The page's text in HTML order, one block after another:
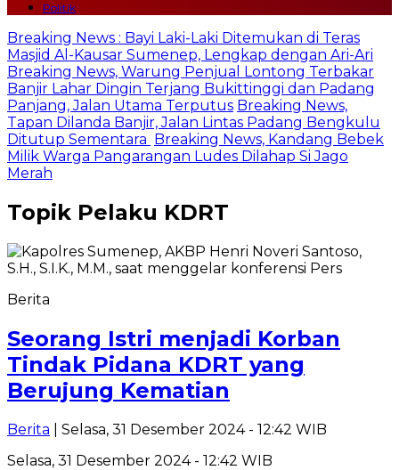
Politik
Breaking News : Bayi Laki-Laki Ditemukan di Teras
Masjid Al-Kausar Sumenep, Lengkap dengan Ari-Ari
Breaking News, Warung Penjual Lontong Terbakar
Banjir Lahar Dingin Terjang Bukittinggi dan Padang
Panjang, Jalan Utama Terputus Breaking News,
Tapan Dilanda Banjir, Jalan Lintas Padang Bengkulu
Ditutup Sementara Breaking News, Kandang Bebek
Milik Warga Pangarangan Ludes Dilahap Si Jago
Merah
Topik Pelaku KDRT
Berita
Seorang Istri menjadi Korban
Tindak Pidana KDRT yang
Berujung Kematian
Berita | Selasa, 31 Desember 2024 - 12:42 WIB
Selasa, 31 Desember 2024 - 12:42 WIB